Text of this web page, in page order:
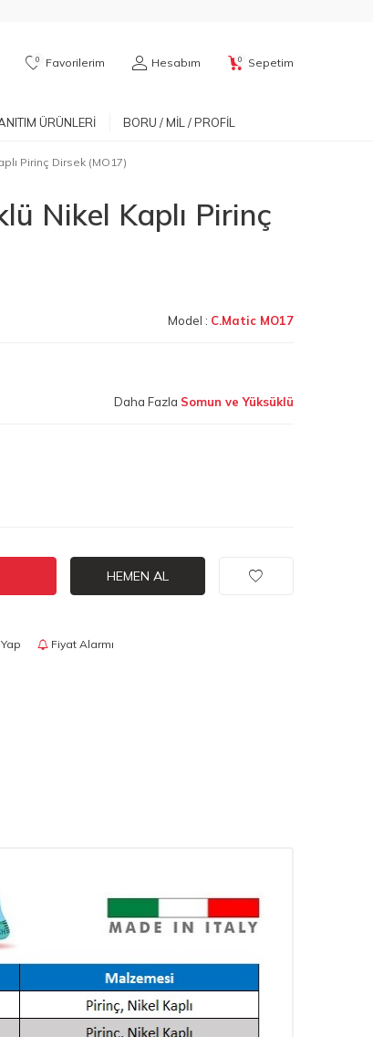
0 Favorilerim Hesabım 0 Sepetim
ÜRÜNLERI BORU / MIL / PROFIL
Pirinç Dirsek (MO17)
Nikel Kaplı Pirinç
Model : C.Matic MO17
Daha Fazla Somun ve Yüksüklü
HEMEN AL
Fiyat Alarmı